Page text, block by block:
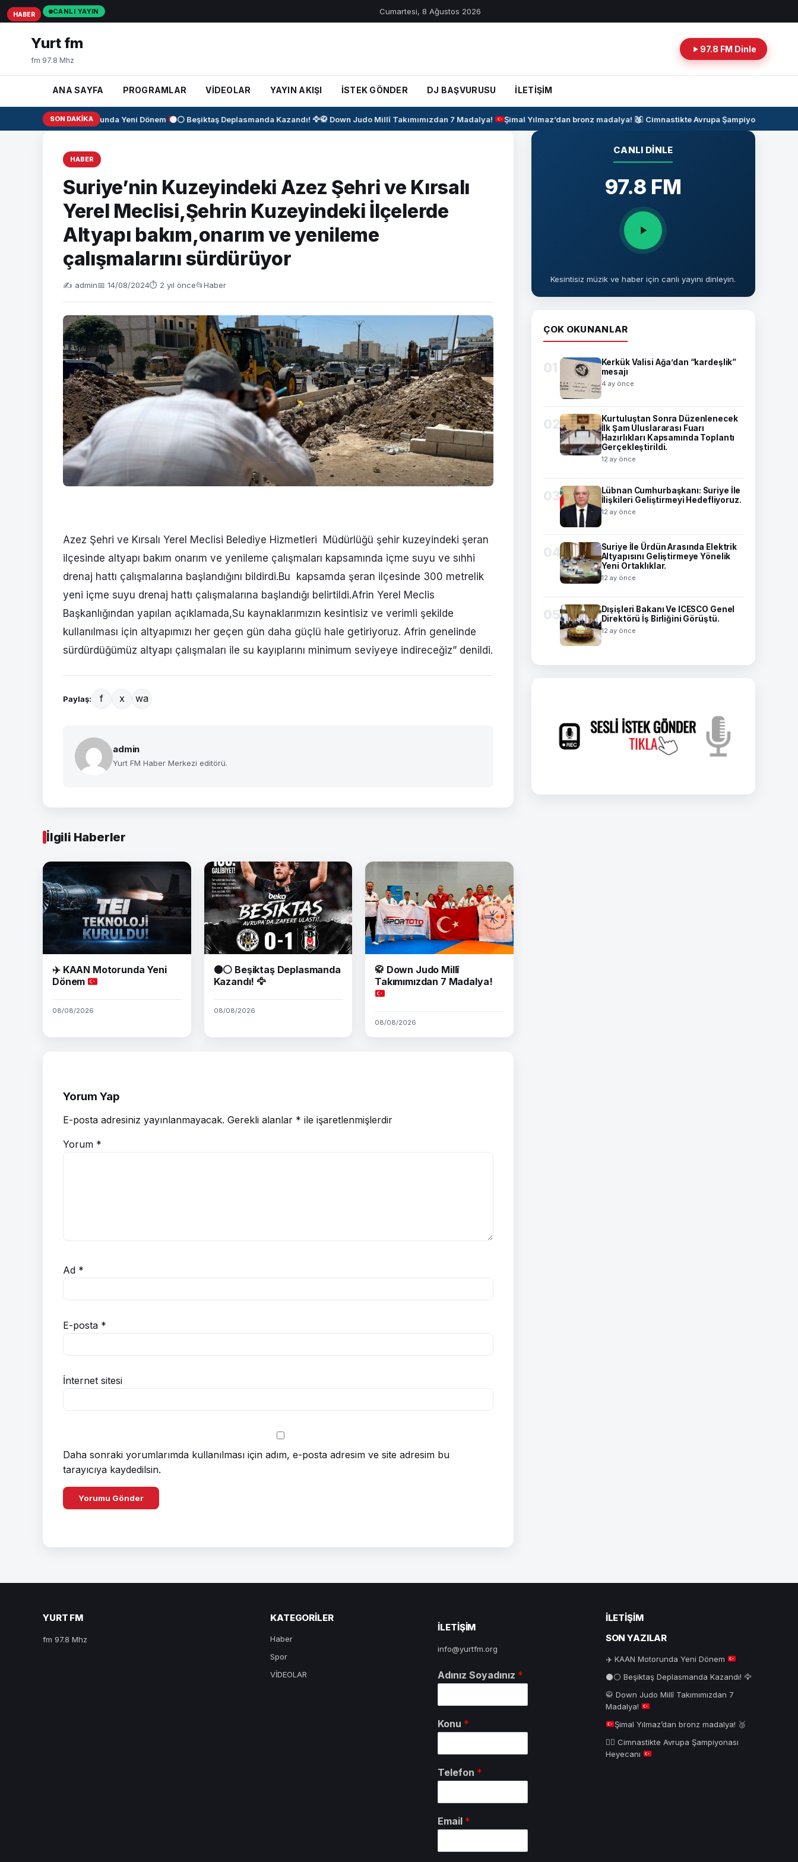
CANLI YAYIN Cumartesi, 8 Ağustos 2026
Yurt fm
fm 97.8 Mhz
97.8 FM Dinle
ANA SAYFA PROGRAMLAR VİDEOLAR YAYIN AKIŞI İSTEK GÖNDER DJ BAŞVURUSU İLETİŞİM
SON DAKIKA
✈️KAAN Motorunda Yeni Dönem⚫⚪ Beşiktaş Deplasmanda Kazandı! 🦅 🥋Down Judo Millî Takımımızdan 7 Madalya! Şimal Yılmaz’dan bronz madalya!🥉
🤸‍♂️Cimnastikte Avrupa Şampiyonası
HABER
Suriye’nin Kuzeyindeki Azez Şehri ve Kırsalı
Yerel Meclisi,Şehrin Kuzeyindeki İlçelerde
Altyapı bakım,onarım ve yenileme
çalışmalarını sürdürüyor
✍️ admin📅 14/08/2024⏱ 2 yıl önce📂Haber
Azez Şehri ve Kırsalı Yerel Meclisi Belediye Hizmetleri Müdürlüğü şehir kuzeyindeki şeran
ilçesinde altyapı bakım onarım ve yenileme çalışmaları kapsamında içme suyu ve sıhhi
drenaj hattı çalışmalarına başlandığını bildirdi.Bu kapsamda şeran ilçesinde 300 metrelik
yeni içme suyu drenaj hattı çalışmalarına başlandığı belirtildi.Afrin Yerel Meclis
Başkanlığından yapılan açıklamada,Su kaynaklarımızın kesintisiz ve verimli şekilde
kullanılması için altyapımızı her geçen gün daha güçlü hale getiriyoruz. Afrin genelinde
sürdürdüğümüz altyapı çalışmaları ile su kayıplarını minimum seviyeye indireceğiz” denildi.
Paylaş: f x wa
admin
Yurt FM Haber Merkezi editörü.
İlgili Haberler
HABER
✈️KAAN Motorunda Yeni
Dönem
08/08/2026
HABER
⚫⚪ Beşiktaş Deplasmanda
Kazandı! 🦅
08/08/2026
HABER
🥋 Down Judo Millî
Takımımızdan 7 Madalya!
08/08/2026
Yorum Yap
E-posta adresiniz yayınlanmayacak. Gerekli alanlar * ile işaretlenmişlerdir
Yorum *
Ad *
E-posta *
İnternet sitesi
Daha sonraki yorumlarımda kullanılması için adım, e-posta adresim ve site adresim bu
tarayıcıya kaydedilsin.
CANLI DINLE
97.8 FM
Kesintisiz müzik ve haber için canlı yayını dinleyin.
ÇOK OKUNANLAR
01
Kerkük Valisi Ağa’dan “kardeşlik”
mesajı
4 ay önce
02
Kurtuluştan Sonra Düzenlenecek
İlk Şam Uluslararası Fuarı
Hazırlıkları Kapsamında Toplantı
Gerçekleştirildi.
12 ay önce
03
Lübnan Cumhurbaşkanı: Suriye İle
İlişkileri Geliştirmeyi Hedefliyoruz.
12 ay önce
04
Suriye İle Ürdün Arasında Elektrik
Altyapısını Geliştirmeye Yönelik
Yeni Ortaklıklar.
12 ay önce
05
Dışişleri Bakanı Ve ICESCO Genel
Direktörü İş Birliğini Görüştü.
12 ay önce
YURT FM
fm 97.8 Mhz
KATEGORILER
Haber
Spor
VİDEOLAR
ILETIŞIM
info@yurtfm.org
Adınız Soyadınız *
Konu *
Telefon *
Email *
İLETIŞIM
SON YAZILAR
✈️KAAN Motorunda Yeni Dönem
⚫⚪ Beşiktaş Deplasmanda Kazandı! 🦅
🥋 Down Judo Millî Takımımızdan 7
Madalya!
Şimal Yılmaz’dan bronz madalya! 🥉
🤸‍♂️ Cimnastikte Avrupa Şampiyonası
Heyecanı